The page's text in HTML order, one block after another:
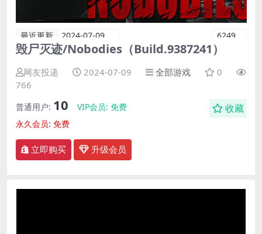
最近更新 2024-07-09 6249
毁尸灭迹/Nobodies（Build.9387241）
网友投递 2024-07-09 全部游戏
0
766
普通用户: 10 VIP会员: 免费
永久会员: 免费
收藏
立即购买 升级会员